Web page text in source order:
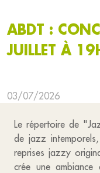
ABDT :
JUILLET À
03/07/2026
Le répertoire de
de jazz
reprises jazzy
crée une